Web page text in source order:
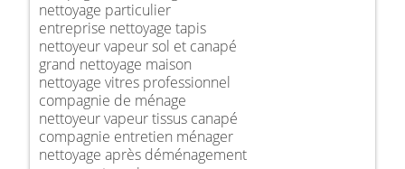
nettoyage particulier
entreprise nettoyage tapis
nettoyeur vapeur sol et canapé
grand nettoyage maison
nettoyage vitres professionnel
compagnie de ménage
nettoyeur vapeur tissus canapé
compagnie entretien ménager
nettoyage après déménagement